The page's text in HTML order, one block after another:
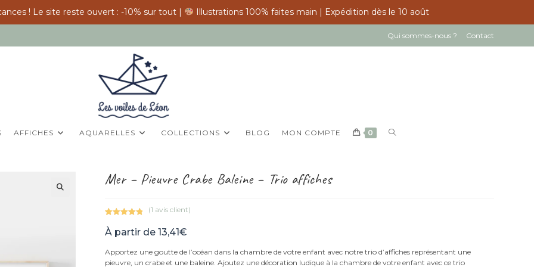
! Le site reste ouvert : -10% sur tout | Illustrations 100% faites main | Expédition dès le 10 août
Qui sommes-nous ? Contact
AFFICHES AQUARELLES COLLECTIONS BLOG MON COMPTE 0
TOGGLE
Mer – Pieuvre Crabe Baleine – Trio affiches
sur 5
notation
(1 avis client)
À partir de 13,41€
Apportez une goutte de l’océan dans la chambre de votre enfant avec notre trio d’affiches représentant une
pieuvre, un crabe et une baleine. Ajoutez une décoration ludique à la chambre de votre enfant avec ce trio